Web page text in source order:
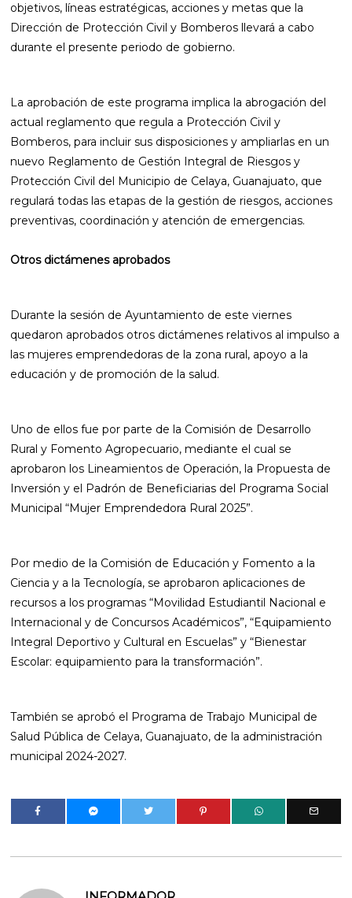
objetivos, líneas estratégicas, acciones y metas que la
Dirección de Protección Civil y Bomberos llevará a cabo
durante el presente periodo de gobierno.
La aprobación de este programa implica la abrogación del
actual reglamento que regula a Protección Civil y
Bomberos, para incluir sus disposiciones y ampliarlas en un
nuevo Reglamento de Gestión Integral de Riesgos y
Protección Civil del Municipio de Celaya, Guanajuato, que
regulará todas las etapas de la gestión de riesgos, acciones
preventivas, coordinación y atención de emergencias.
Otros dictámenes aprobados
Durante la sesión de Ayuntamiento de este viernes
quedaron aprobados otros dictámenes relativos al impulso a
las mujeres emprendedoras de la zona rural, apoyo a la
educación y de promoción de la salud.
Uno de ellos fue por parte de la Comisión de Desarrollo
Rural y Fomento Agropecuario, mediante el cual se
aprobaron los Lineamientos de Operación, la Propuesta de
Inversión y el Padrón de Beneficiarias del Programa Social
Municipal “Mujer Emprendedora Rural 2025”.
Por medio de la Comisión de Educación y Fomento a la
Ciencia y a la Tecnología, se aprobaron aplicaciones de
recursos a los programas “Movilidad Estudiantil Nacional e
Internacional y de Concursos Académicos”, “Equipamiento
Integral Deportivo y Cultural en Escuelas” y “Bienestar
Escolar: equipamiento para la transformación”.
También se aprobó el Programa de Trabajo Municipal de
Salud Pública de Celaya, Guanajuato, de la administración
municipal 2024-2027.